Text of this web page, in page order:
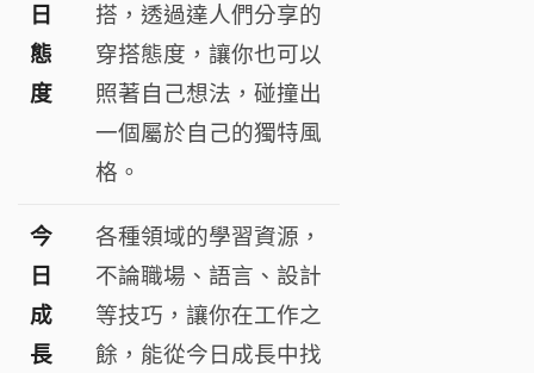
日
態
度
搭，透過達人們分享的
穿搭態度，讓你也可以
照著自己想法，碰撞出
一個屬於自己的獨特風
格。
今
日
成
長
各種領域的學習資源，
不論職場、語言、設計
等技巧，讓你在工作之
餘，能從今日成長中找